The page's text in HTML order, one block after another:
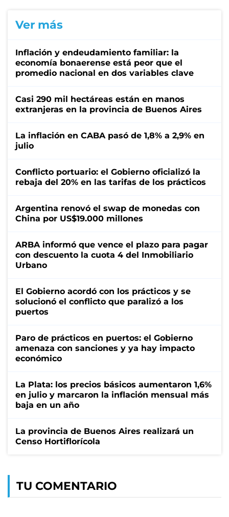
Ver más
Inflación y endeudamiento familiar: la
economía bonaerense está peor que el
promedio nacional en dos variables clave
Casi 290 mil hectáreas están en manos
extranjeras en la provincia de Buenos Aires
La inflación en CABA pasó de 1,8% a 2,9% en
julio
Conflicto portuario: el Gobierno oficializó la
rebaja del 20% en las tarifas de los prácticos
Argentina renovó el swap de monedas con
China por US$19.000 millones
ARBA informó que vence el plazo para pagar
con descuento la cuota 4 del Inmobiliario
Urbano
El Gobierno acordó con los prácticos y se
solucionó el conflicto que paralizó a los
puertos
Paro de prácticos en puertos: el Gobierno
amenaza con sanciones y ya hay impacto
económico
La Plata: los precios básicos aumentaron 1,6%
en julio y marcaron la inflación mensual más
baja en un año
La provincia de Buenos Aires realizará un
Censo Hortiflorícola
TU COMENTARIO